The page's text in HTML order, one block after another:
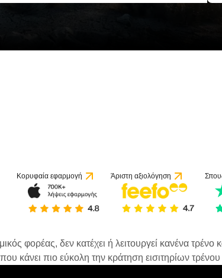
Κορυφαία εφαρμογή Άριστη αξιολόγηση
φορέας, δεν κατέχει ή λειτουργεί κανένα τρένο
κάνει πιο εύκολη την κράτηση εισιτηρίων